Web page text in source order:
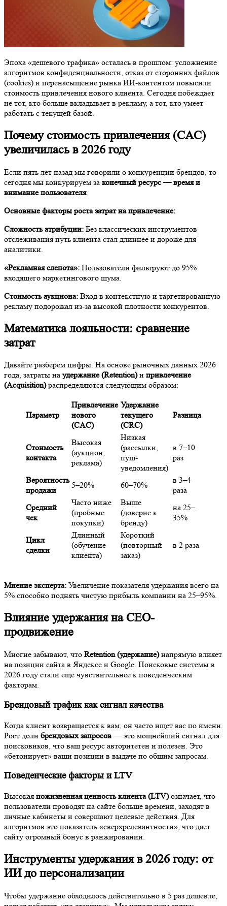
Эпоха «дешевого трафика» осталась в прошлом: усложнение
алгоритмов конфиденциальности, отказ от сторонних файлов
(cookies) и перенасыщение рынка ИИ-контентом повысили
стоимость привлечения нового клиента. Сегодня побеждает
не тот, кто больше вкладывает в рекламу, а тот, кто умеет
работать с текущей базой.
Почему стоимость привлечения (CAC)
увеличилась в 2026 году
Если пять лет назад мы говорили о конкуренции брендов, то
сегодня мы конкурируем за конечный ресурс — время и
внимание пользователя.
Основные факторы роста затрат на привлечение:
Сложность атрибуции: Без классических инструментов
отслеживания путь клиента стал длиннее и дороже для
аналитики.
«Рекламная слепота»: Пользователи фильтруют до 95%
входящего маркетингового шума.
Стоимость аукциона: Вход в контекстную и таргетированную
рекламу подорожал из-за высокой плотности конкурентов.
Математика лояльности: сравнение
затрат
Давайте разберем цифры. На основе рыночных данных 2026
года, затраты на удержание (Retention)и привлечение
(Acquisition)распределяются следующим образом:
Параметр
Привлечение
нового
(CAC)
Удержание
текущего
(CRC)
Разница
Стоимость
контакта
Высокая
(аукцион,
реклама)
Низкая
(рассылки,
пуш-
уведомления)
в 7–10
раз
Вероятность
продажи
5–20% 60–70%
в 3–4
раза
Средний
чек
Часто ниже
(пробные
покупки)
Выше
(доверие к
бренду)
на 25–
35%
Цикл
сделки
Длинный
(обучение
клиента)
Короткий
(повторный
заказ)
в 2 раза
Мнение эксперта: Увеличение показателя удержания всего на
5% способно поднять чистую прибыль компании на 25–95%.
Влияние удержания на СЕО-
продвижение
Многие забывают, что Retention (удержание)напрямую влияет
на позиции сайта в Яндексе и Google. Поисковые системы в
2026 году стали еще чувствительнее к поведенческим
факторам.
Брендовый трафик как сигнал качества
Когда клиент возвращается к вам, он часто ищет вас по имени.
Рост доли брендовых запросов— это мощнейший сигнал для
поисковиков, что ваш ресурс авторитетен и полезен. Это
«бетонирует» ваши позиции в выдаче по общим запросам.
Поведенческие факторы и LTV
Высокая пожизненная ценность клиента (LTV)означает, что
пользователи проводят на сайте больше времени, заходят в
личные кабинеты и совершают целевые действия. Для
алгоритмов это показатель «сверхрелевантности», что дает
сайту огромный бонус в ранжировании.
Инструменты удержания в 2026 году: от
ИИ до персонализации
Чтобы удержание обходилось действительно в 5 раз дешевле,